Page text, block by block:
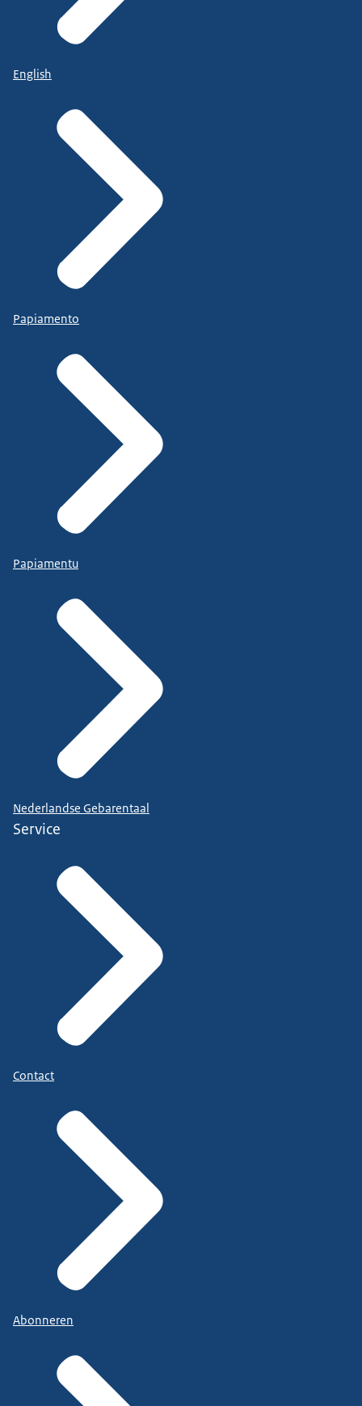
English
Papiamento
Papiamentu
Nederlandse Gebarentaal
Service
Contact
Abonneren